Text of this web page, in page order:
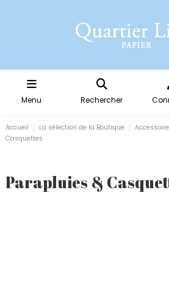
Menu Rechercher
Accueil La sélection de la Boutique
Casquettes
Parapluies &